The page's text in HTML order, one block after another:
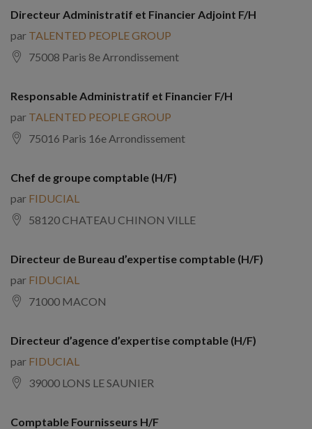
Directeur Administratif et Financier Adjoint F/H
par TALENTED PEOPLE GROUP
75008 Paris 8e Arrondissement
Responsable Administratif et Financier F/H
par TALENTED PEOPLE GROUP
75016 Paris 16e Arrondissement
Chef de groupe comptable (H/F)
par FIDUCIAL
58120 CHATEAU CHINON VILLE
Directeur de Bureau d’expertise comptable (H/F)
par FIDUCIAL
71000 MACON
Directeur d’agence d’expertise comptable (H/F)
par FIDUCIAL
39000 LONS LE SAUNIER
Comptable Fournisseurs H/F